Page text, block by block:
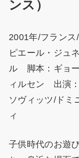
ンス）
2001年/フラン
ピエール・ジュ
ル 脚本：ギョ
ィルセン 出演
ソヴィッツ/ドミ
ィ
子供時代のお遊